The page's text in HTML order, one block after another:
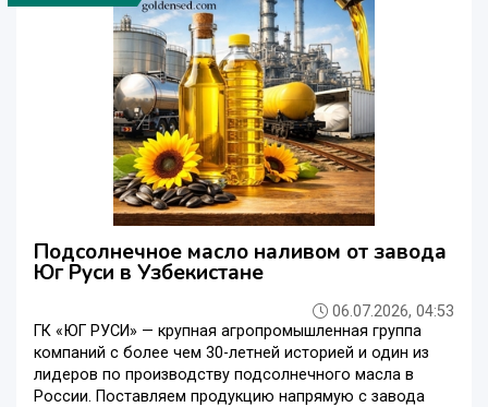
Подсолнечное масло наливом от завода
Юг Руси в Узбекистане
06.07.2026, 04:53
ГК «ЮГ РУСИ» — крупная агропромышленная группа
компаний с более чем 30-летней историей и один из
лидеров по производству подсолнечного масла в
России. Поставляем продукцию напрямую с завода